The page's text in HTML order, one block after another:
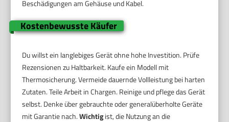
Beschädigungen am Gehäuse und Kabel.
Kostenbewusste Käufer
Du willst ein langlebiges Gerät ohne hohe Investition. Prüfe
Rezensionen zu Haltbarkeit. Kaufe ein Modell mit
Thermosicherung. Vermeide dauernde Vollleistung bei harten
Zutaten. Teile Arbeit in Chargen. Reinige und pflege das Gerät
selbst. Denke über gebrauchte oder generalüberholte Geräte
mit Garantie nach.Wichtigist, die Nutzung an die